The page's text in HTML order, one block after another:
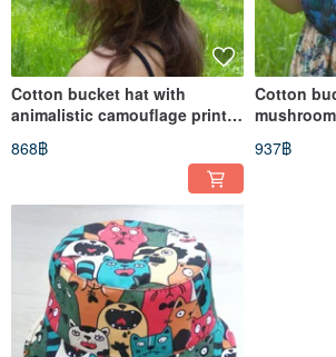
Cotton bucket hat with
animalistic camouflage print.
Summer sun hat.
868฿
Cotton
designer
937฿